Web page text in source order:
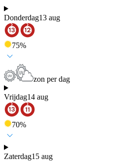
Donderdag13 aug
75%
zon per dag
Vrijdag14 aug
70%
Zaterdag15 aug